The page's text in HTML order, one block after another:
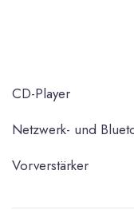
CD-Player
Netzwerk- und
Vorverstärker